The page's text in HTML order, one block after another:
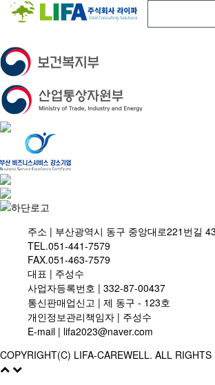
주소 | 부산광역시 동구 중앙대로221번길
TEL.051-441-7579
FAX.051-463-7579
대표 | 주성수
사업자등록번호 | 332-87-00437
통신판매업신고 | 제 동구 - 123호
개인정보관리책임자 | 주성수
E-mail | lifa2023@naver.com
COPYRIGHT(C) LIFA-CAREWELL. ALL RIGHTS